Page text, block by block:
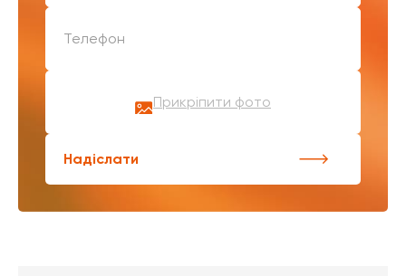
Прикріпити фото
Надіслати